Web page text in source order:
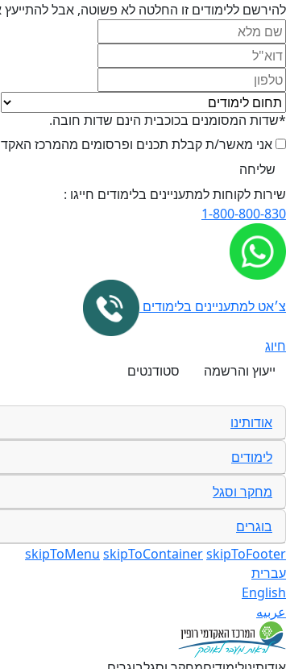
להירשם ללימודים זו החלטה לא פשוטה, אבל להתייעץ
*שדות המסומנים בכוכבית הינם שדות חובה.
אני מאשר/ת קבלת תכנים ופרסומים מהמרכז
שירות לקוחות למתעניינים בלימודים חייגו :
1-800-800-830
צ׳אט למתעניינים בלימודים
חיוג
ייעוץ והרשמה
סטודנטים
אודותינו
לימודים
מחקר וסגל
בוגרים
skipToMenu skipToContainerskipToFooter
עברית
English
عربيه